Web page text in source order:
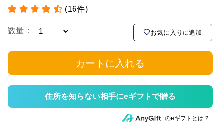
(16件)
数量： お気に入りに追加
カートに入れる
住所を知らない相手にeギフトで贈る
のeギフトとは？